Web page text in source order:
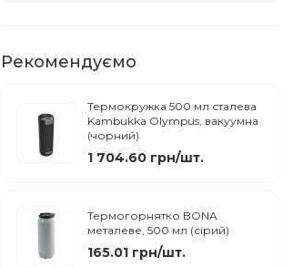
Рекомендуємо
Термокружка 500 мл сталева
Kambukka Olympus, вакуумна
(чорний)
1 704.60 грн/шт.
Термогорнятко BONA
металеве, 500 мл (сірий)
165.01 грн/шт.